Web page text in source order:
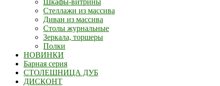
Шкафы-витрины
Стеллажи из массива
Диван из массива
Столы журнальные
Зеркала, торшеры
Полки
НОВИНКИ
Барная серия
СТОЛЕШНИЦА ДУБ
ДИСКОНТ